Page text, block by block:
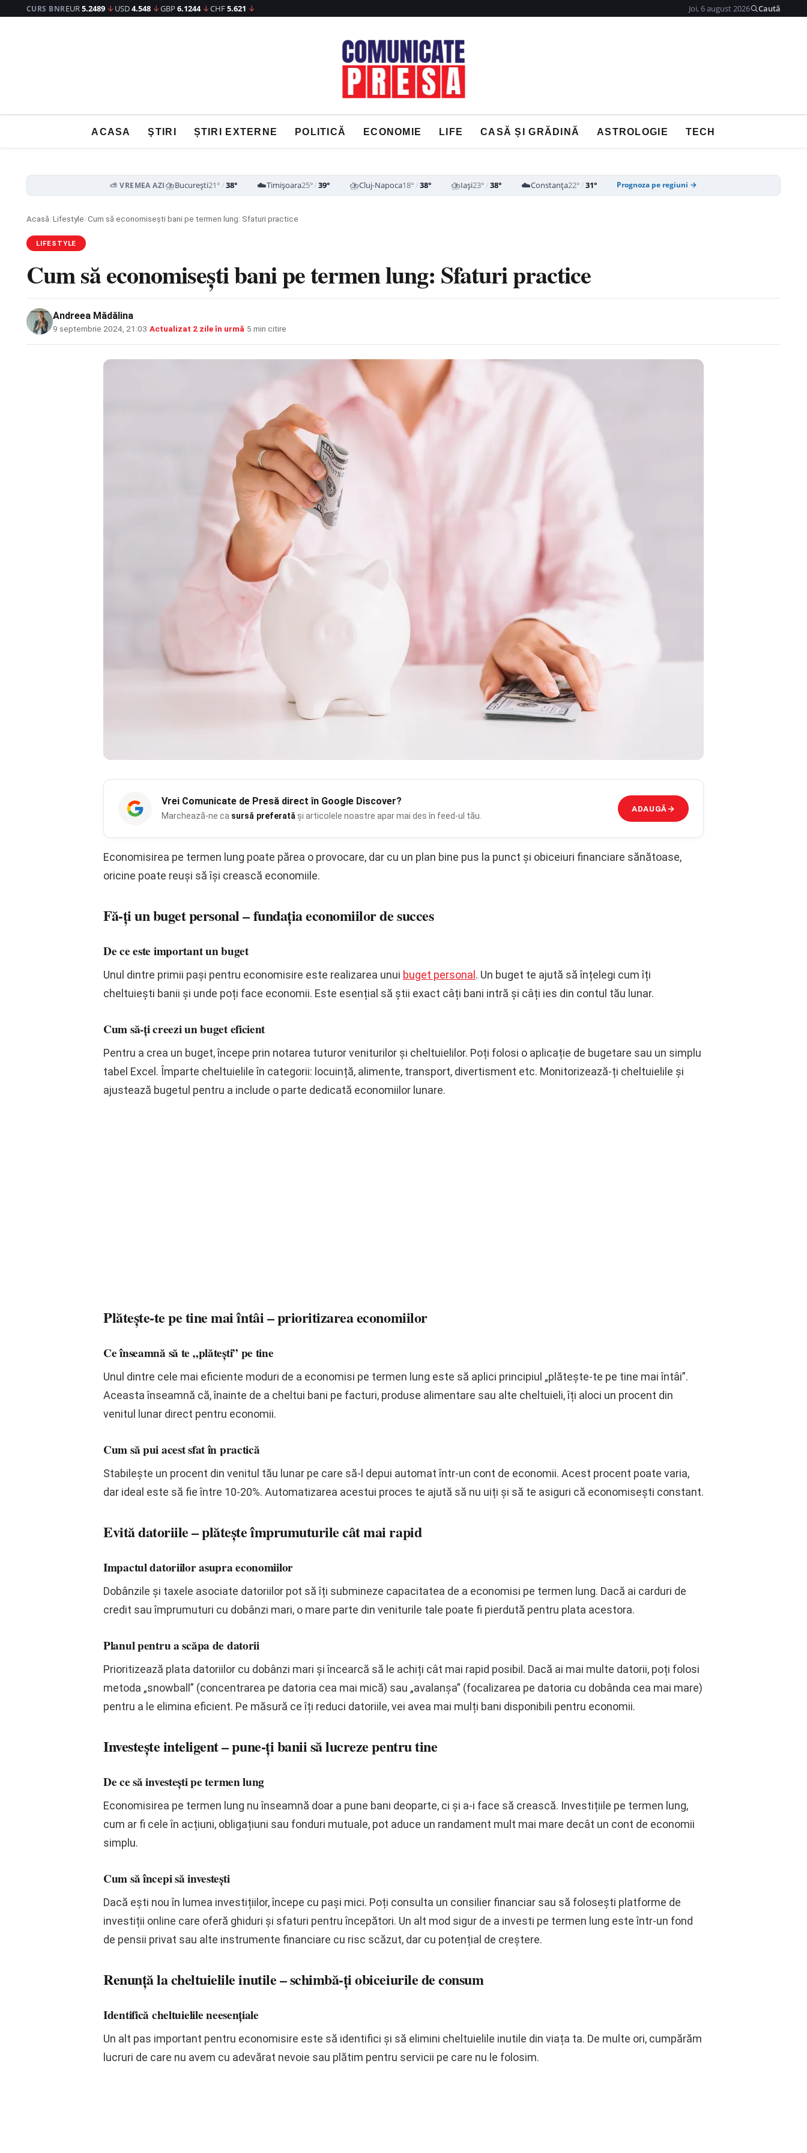
CURS BNR EUR5.2489 ↓USD4.548 ↓GBP 6.1244 ↓CHF5.621 ↓ Joi, 6 august 2026 Caută
ACASA ŞTIRI ȘTIRI EXTERNE POLITICĂ ECONOMIE LIFE CASĂ ȘI GRĂDINĂ ASTROLOGIE TECH
⛅ VREMEA AZI ⛈️București21°/38° ☁️Timișoara25°/39° ⛈️Cluj-Napoca18°/38° ⛈️Iași23°/38° ☁️Constanța22°/31° Prognoza pe regiuni →
Acasă/Lifestyle/Cum să economisești bani pe termen lung: Sfaturi practice
LIFESTYLE
Cum să economisești bani pe termen lung: Sfaturi practice
Andreea Mădălina
9 septembrie 2024, 21:03 Actualizat 2 zile în urmă 5 min citire
Vrei Comunicate de Presă direct în Google Discover?
Marchează-ne ca sursă preferată și articolele noastre apar mai des în feed-ul tău.
ADAUGĂ→
Economisirea pe termen lung poate părea o provocare, dar cu un plan bine pus la punct și obiceiuri financiare sănătoase,
oricine poate reuși să își crească economiile.
Fă-ți un buget personal – fundația economiilor de succes
De ce este important un buget
Unul dintre primii pași pentru economisire este realizarea unui buget personal . Un buget te ajută să înțelegi cum îți
cheltuiești banii și unde poți face economii. Este esențial să știi exact câți bani intră și câți ies din contul tău lunar.
Cum să-ți creezi un buget eficient
Pentru a crea un buget, începe prin notarea tuturor veniturilor și cheltuielilor. Poți folosi o aplicație de bugetare sau un simplu
tabel Excel. Împarte cheltuielile în categorii: locuință, alimente, transport, divertisment etc. Monitorizează-ți cheltuielile și
ajustează bugetul pentru a include o parte dedicată economiilor lunare.
Plătește-te pe tine mai întâi – prioritizarea economiilor
Ce înseamnă să te „plătești” pe tine
Unul dintre cele mai eficiente moduri de a economisi pe termen lung este să aplici principiul „plătește-te pe tine mai întâi”.
Aceasta înseamnă că, înainte de a cheltui bani pe facturi, produse alimentare sau alte cheltuieli, îți aloci un procent din
venitul lunar direct pentru economii.
Cum să pui acest sfat în practică
Stabilește un procent din venitul tău lunar pe care să-l depui automat într-un cont de economii. Acest procent poate varia,
dar ideal este să fie între 10-20%. Automatizarea acestui proces te ajută să nu uiți și să te asiguri că economisești constant.
Evită datoriile – plătește împrumuturile cât mai rapid
Impactul datoriilor asupra economiilor
Dobânzile și taxele asociate datoriilor pot să îți submineze capacitatea de a economisi pe termen lung. Dacă ai carduri de
credit sau împrumuturi cu dobânzi mari, o mare parte din veniturile tale poate fi pierdută pentru plata acestora.
Planul pentru a scăpa de datorii
Prioritizează plata datoriilor cu dobânzi mari și încearcă să le achiți cât mai rapid posibil. Dacă ai mai multe datorii, poți folosi
metoda „snowball” (concentrarea pe datoria cea mai mică) sau „avalanșa” (focalizarea pe datoria cu dobânda cea mai mare)
pentru a le elimina eficient. Pe măsură ce îți reduci datoriile, vei avea mai mulți bani disponibili pentru economii.
Investește inteligent – pune-ți banii să lucreze pentru tine
De ce să investești pe termen lung
Economisirea pe termen lung nu înseamnă doar a pune bani deoparte, ci și a-i face să crească. Investițiile pe termen lung,
cum ar fi cele în acțiuni, obligațiuni sau fonduri mutuale, pot aduce un randament mult mai mare decât un cont de economii
simplu.
Cum să începi să investești
Dacă ești nou în lumea investițiilor, începe cu pași mici. Poți consulta un consilier financiar sau să folosești platforme de
investiții online care oferă ghiduri și sfaturi pentru începători. Un alt mod sigur de a investi pe termen lung este într-un fond
de pensii privat sau alte instrumente financiare cu risc scăzut, dar cu potențial de creștere.
Renunță la cheltuielile inutile – schimbă-ți obiceiurile de consum
Identifică cheltuielile neesențiale
Un alt pas important pentru economisire este să identifici și să elimini cheltuielile inutile din viața ta. De multe ori, cumpărăm
lucruri de care nu avem cu adevărat nevoie sau plătim pentru servicii pe care nu le folosim.